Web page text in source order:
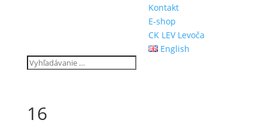
Kontakt
E-shop
CK LEV Levoča
English
16